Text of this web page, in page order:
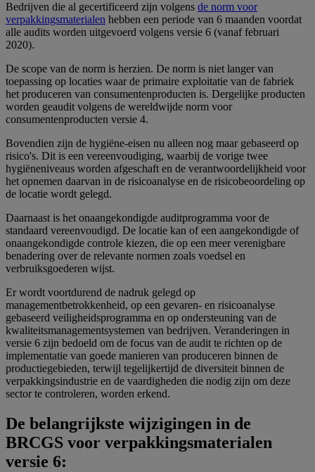
Bedrijven die al gecertificeerd zijn volgens de norm voor
verpakkingsmaterialen hebben een periode van 6 maanden voordat
alle audits worden uitgevoerd volgens versie 6 (vanaf februari
2020).
De scope van de norm is herzien. De norm is niet langer van
toepassing op locaties waar de primaire exploitatie van de fabriek
het produceren van consumentenproducten is. Dergelijke producten
worden geaudit volgens de wereldwijde norm voor
consumentenproducten versie 4.
Bovendien zijn de hygiëne-eisen nu alleen nog maar gebaseerd op
risico's. Dit is een vereenvoudiging, waarbij de vorige twee
hygiëneniveaus worden afgeschaft en de verantwoordelijkheid voor
het opnemen daarvan in de risicoanalyse en de risicobeoordeling op
de locatie wordt gelegd.
Daarnaast is het onaangekondigde auditprogramma voor de
standaard vereenvoudigd. De locatie kan of een aangekondigde of
onaangekondigde controle kiezen, die op een meer verenigbare
benadering over de relevante normen zoals voedsel en
verbruiksgoederen wijst.
Er wordt voortdurend de nadruk gelegd op
managementbetrokkenheid, op een gevaren- en risicoanalyse
gebaseerd veiligheidsprogramma en op ondersteuning van de
kwaliteitsmanagementsystemen van bedrijven. Veranderingen in
versie 6 zijn bedoeld om de focus van de audit te richten op de
implementatie van goede manieren van produceren binnen de
productiegebieden, terwijl tegelijkertijd de diversiteit binnen de
verpakkingsindustrie en de vaardigheden die nodig zijn om deze
sector te controleren, worden erkend.
De belangrijkste wijzigingen in de
BRCGS voor verpakkingsmaterialen
versie 6: